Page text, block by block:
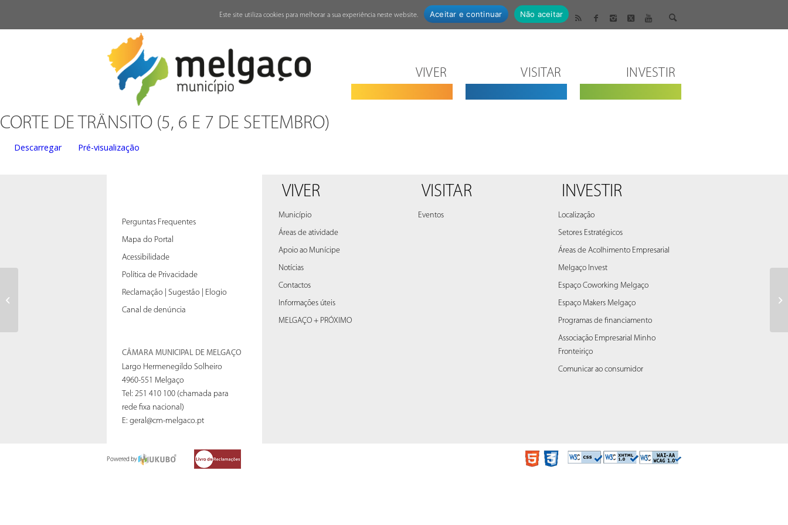
VIVER VISITAR INVESTIR
CORTE DE TRÂNSITO (5, 6 E 7 DE SETEMBRO)
Descarregar Pré-visualização
Perguntas Frequentes
Mapa do Portal
Acessibilidade
Política de Privacidade
Reclamação | Sugestão | Elogio
Canal de denúncia
CÂMARA MUNICIPAL DE MELGAÇO
Largo Hermenegildo Solheiro
4960-551 Melgaço
Tel: 251 410 100 (chamada para
rede fixa nacional)
E:geral@cm-melgaco.pt
VIVER
Município
Áreas de atividade
Apoio ao Munícipe
Notícias
Contactos
Informações úteis
MELGAÇO + PRÓXIMO
VISITAR
Eventos
INVESTIR
Localização
Setores Estratégicos
Áreas de Acolhimento Empresarial
Melgaço Invest
Espaço Coworking Melgaço
Espaço Makers Melgaço
Programas de financiamento
Associação Empresarial Minho
Fronteiriço
Comunicar ao consumidor
Powered by
Este site utiliza cookies para melhorar a sua experiência neste website. Aceitar e continuar Não aceitar